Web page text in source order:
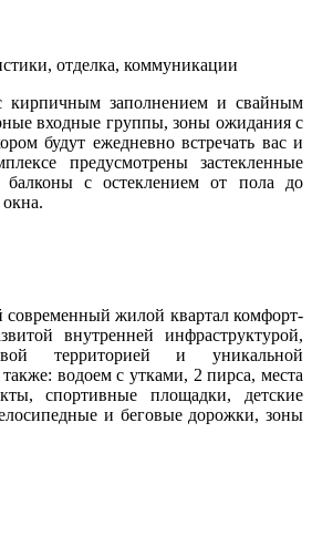
отделка, коммуникации
кирпичным заполнением и свайным
входные группы, зоны ожидания с
будут ежедневно встречать вас и
предусмотрены застекленные
балконы с остеклением от пола до
жилой квартал комфорт-
внутренней инфраструктурой,
территорией и уникальной
водоем с утками, 2 пирса, места
спортивные площадки, детские
и беговые дорожки, зоны